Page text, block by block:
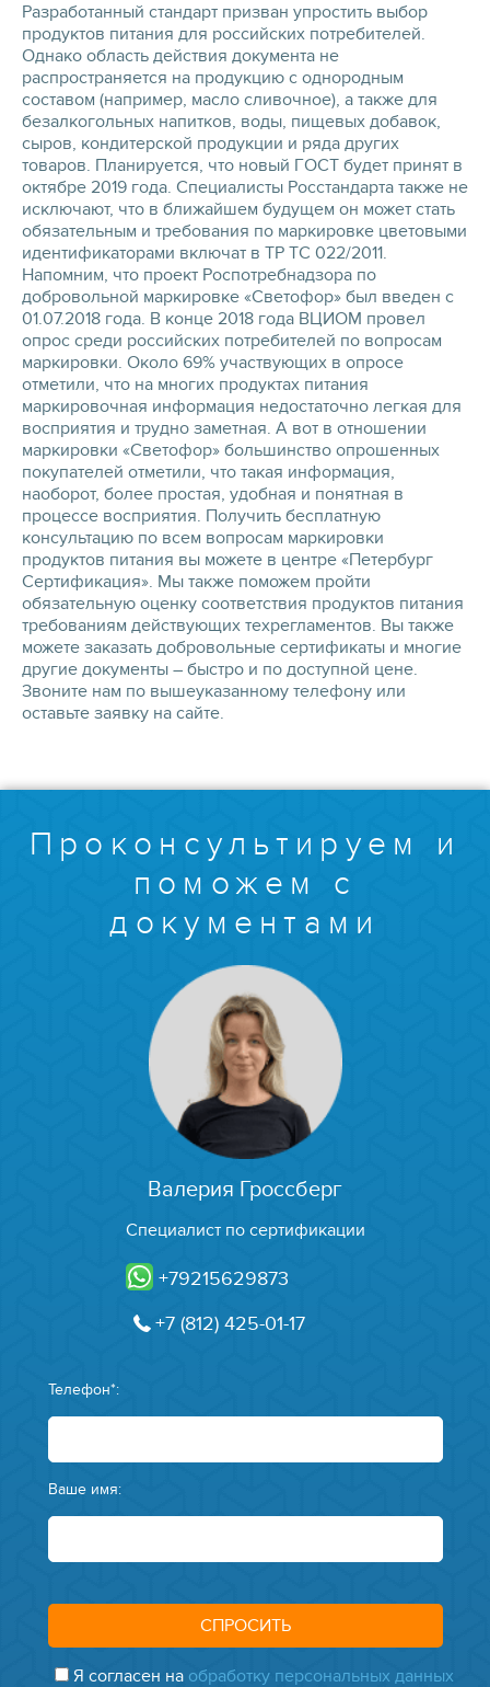
Разработанный стандарт призван упростить выбор
продуктов питания для российских потребителей.
Однако область действия документа не
распространяется на продукцию с однородным
составом (например, масло сливочное), а также для
безалкогольных напитков, воды, пищевых добавок,
сыров, кондитерской продукции и ряда других
товаров. Планируется, что новый ГОСТ будет принят в
октябре 2019 года. Специалисты Росстандарта также не
исключают, что в ближайшем будущем он может стать
обязательным и требования по маркировке цветовыми
идентификаторами включат в ТР ТС 022/2011.
Напомним, что проект Роспотребнадзора по
добровольной маркировке «Светофор» был введен с
01.07.2018 года. В конце 2018 года ВЦИОМ провел
опрос среди российских потребителей по вопросам
маркировки. Около 69% участвующих в опросе
отметили, что на многих продуктах питания
маркировочная информация недостаточно легкая для
восприятия и трудно заметная. А вот в отношении
маркировки «Светофор» большинство опрошенных
покупателей отметили, что такая информация,
наоборот, более простая, удобная и понятная в
процессе восприятия. Получить бесплатную
консультацию по всем вопросам маркировки
продуктов питания вы можете в центре «Петербург
Сертификация». Мы также поможем пройти
обязательную оценку соответствия продуктов питания
требованиям действующих техрегламентов. Вы также
можете заказать добровольные сертификаты и многие
другие документы – быстро и по доступной цене.
Звоните нам по вышеуказанному телефону или
оставьте заявку на сайте.
Проконсультируем и
поможем с
документами
Валерия Гроссберг
Специалист по сертификации
+79215629873
+7 (812) 425-01-17
Телефон*:
Ваше имя:
Я согласен на обработку персональных данных